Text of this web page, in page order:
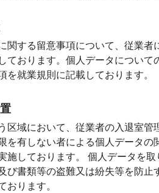
関する留意事項について、従業者
ております。個人データについて
を就業規則に記載しております。
区域において、従業者の入退室管
を有しない者による個人データの
施しております。 個人データを取
び書類等の盗難又は紛失等を防止
ります。